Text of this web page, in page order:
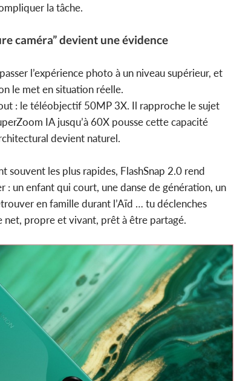
la tâche.
caméra” devient une évidence
l’expérience photo à un niveau supérieur, et
le met en situation réelle.
: le téléobjectif 50MP 3X. Il rapproche le sujet
IA jusqu’à 60X pousse cette capacité
devient naturel.
souvent les plus rapides, FlashSnap 2.0 rend
: un enfant qui court, une danse de génération, un
en famille durant l’Aïd … tu déclenches
propre et vivant, prêt à être partagé.